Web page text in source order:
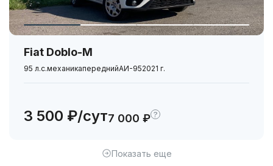
Fiat Doblo-М
95 л.с.механикапереднийАИ-952021 г.
3 500 ₽/сут7 000 ₽ ?
Показать еще